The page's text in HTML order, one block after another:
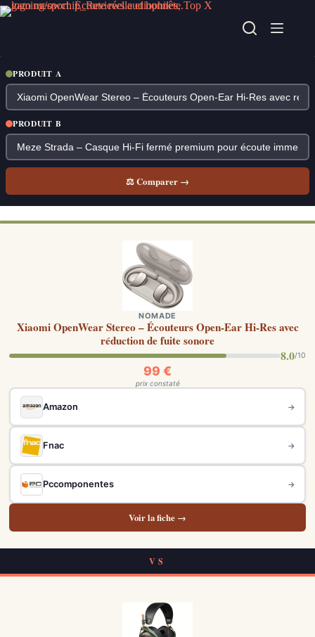
Passer
au
PRODUIT A
PRODUIT B
⚖ Comparer →
NOMADE
Xiaomi OpenWear Stereo – Écouteurs Open-Ear Hi-Res avec
réduction de fuite sonore
8.0/10
99 €
prix constaté
Amazon →
Fnac →
Pccomponentes →
Voir la fiche →
VS